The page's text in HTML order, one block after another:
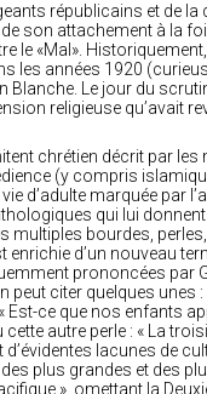
républicains et de la
son attachement à la foi
le «Mal».
les années 1920
Blanche. Le jour du
religieuse qu’avait
chrétien décrit par
(y compris
d’adulte marquée par
qui lui
multiples bourdes,
enrichie d’un nouveau
prononcées par
citer quelques unes
ce que nos enfants
autre perle : « La
lacunes de
des plus grandes et des
», omettant la